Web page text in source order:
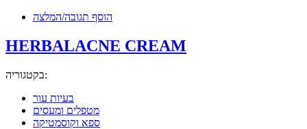
הוסף תגובה/המלצה
HERBALACNE CREAM
בקטגוריה:
בעיות עור
מטפלים ומעסים
ספא וקוסמטיקה